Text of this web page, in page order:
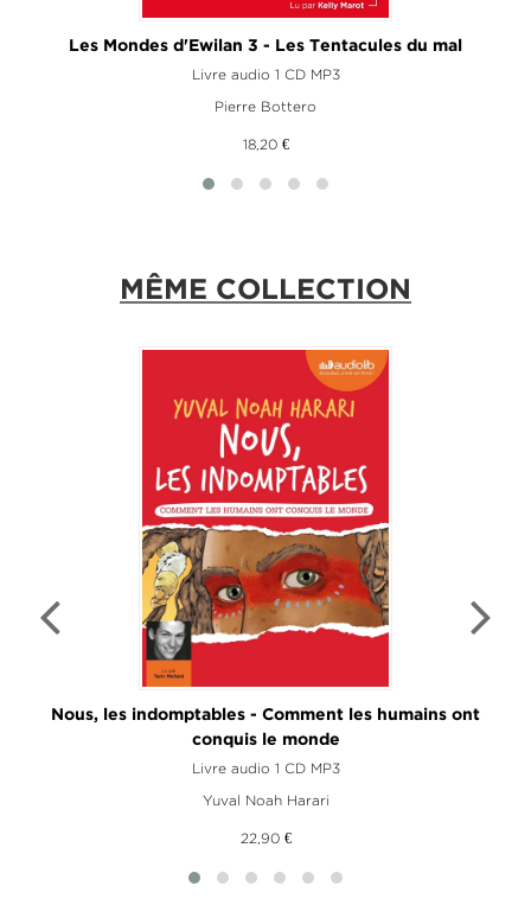
Les Mondes d'Ewilan 3 - Les Tentacules du mal
Livre audio 1 CD MP3
Pierre Bottero
18,20 €
MÊME COLLECTION
Nous, les indomptables - Comment les humains ont
conquis le monde
Livre audio 1 CD MP3
Yuval Noah Harari
22,90 €